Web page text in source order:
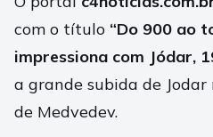
com o título “Do 900 ao
impressiona com Jódar,
a grande subida de
de Medvedev.